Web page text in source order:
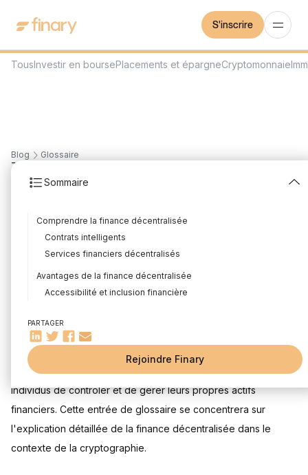
S'inscrire
Blog Glossaire
Sommaire
Comprendre la finance décentralisée
Contrats intelligents
Services financiers décentralisés
Avantages de la finance décentralisée
Accessibilité et inclusion financière
Limitations et défis de la finance décentralisée
Complexité et difficulté d'utilisation
Risque de perte de fonds
L'avenir de la finance décentralisée
PARTAGER
Rejoindre Finary
7
(DeFi)
Rédigé parMounir Laggoune Édité par
révolution dans le monde financier qui utilise la technologie
blockchain pour éliminer les intermédiaires financiers tels que
les banques, les courtiers et les bourses. Elle permet aux
individus de contrôler et de gérer leurs propres actifs
financiers. Cette entrée de glossaire se concentrera sur
l'explication détaillée de la finance décentralisée dans le
contexte de la cryptographie.
TousInvestir en boursePlacements et épargneCryptomonnaie